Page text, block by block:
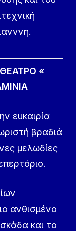
«
ευκαιρία
βραδιά
μελωδίες
ανθισμένο
και το